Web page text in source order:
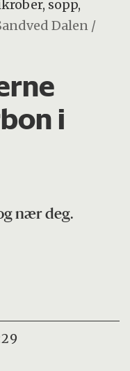
sopp,
Dalen /
i
nær deg.